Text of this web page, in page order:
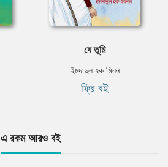
যে তুমি
ইমদাদুল হক মিলন
ফ্রি বই
এ রকম আরও বই